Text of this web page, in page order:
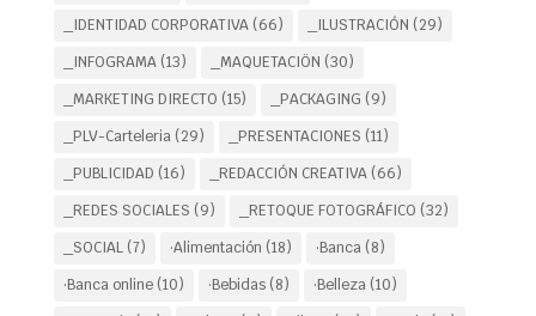
_IDENTIDAD CORPORATIVA(66) _ILUSTRACIÓN (29)
_INFOGRAMA(13) _MAQUETACIÖN (30)
_MARKETING DIRECTO (15) _PACKAGING (9)
_PLV-Carteleria(29) _PRESENTACIONES (11)
_PUBLICIDAD (16) _REDACCIÓN CREATIVA(66)
_REDES SOCIALES (9) _RETOQUE FOTOGRÁFICO (32)
_SOCIAL(7) ·Alimentación (18) ·Banca(8)
·Banca online(10) ·Bebidas(8) ·Belleza(10)